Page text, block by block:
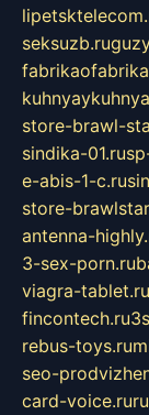
seksuzb.ru
store-brawl-
sindika-01.ru
e-abis-1-c.ru
store-
antenna-
3-sex-porn.ru
viagra-tablet.ru
fincontech.ru
rebus-toys.ru
seo-
card-voice.ru